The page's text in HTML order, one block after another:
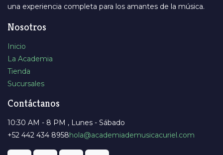
una experiencia completa para los amantes de la música.
Nosotros
Inicio
La Academia
Tienda
Sucursales
Contáctanos
10:30 AM - 8 PM , Lunes - Sábado
+52 442 434 8958​hola@academiademusicacuriel.com